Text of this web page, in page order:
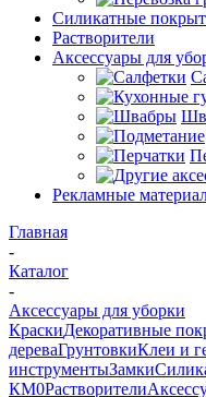
Силикатные
Растворители
Аксессуары для
Рекламные
Главная
-
Каталог
-
Аксессуары для уборки
КраскиДекоративные
дереваГрунтовкиКлеи и
инструментыЗамки
КМ0Растворители